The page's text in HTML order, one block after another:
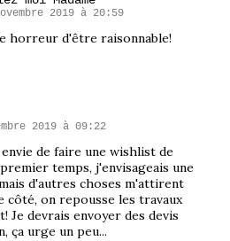
2019 à 20:59
horreur d'être raisonnable!
2019 à 09:22
de faire une wishlist de
temps, j'envisageais une
d'autres choses m'attirent
côté, on repousse les travaux
Je devrais envoyer des devis
ça urge un peu...